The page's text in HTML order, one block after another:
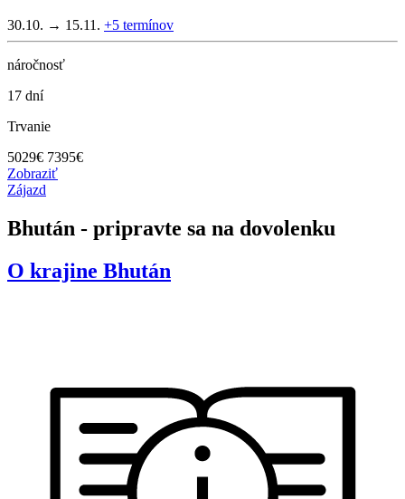
30.10. → 15.11. +5 termínov
náročnosť
17 dní
Trvanie
5029€ 7395€
Zobraziť
Zájazd
Bhután - pripravte sa na dovolenku
O krajine Bhután